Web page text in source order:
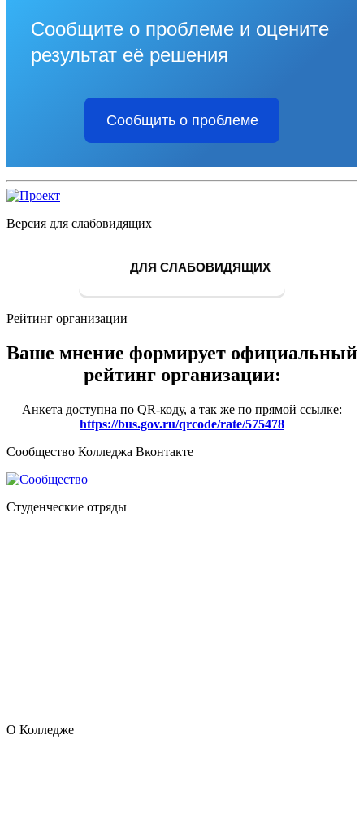
Сообщите о проблеме и оцените
результат её решения
Сообщить о проблеме
Версия для слабовидящих
ДЛЯ СЛАБОВИДЯЩИХ
Рейтинг организации
Ваше мнение формирует официальный
рейтинг организации:
Анкета доступна по QR-коду, а так же по прямой ссылке:
https://bus.gov.ru/qrcode/rate/575478
Сообщество Колледжа Вконтакте
Студенческие отряды
О Колледже